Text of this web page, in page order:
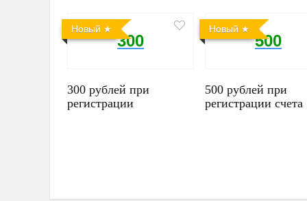
Новый
300
300 рублей при
регистрации
Новый
500
500 рублей при
регистрации счета